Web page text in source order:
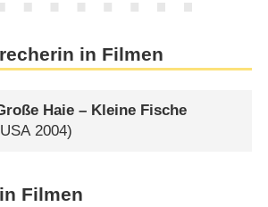
in Filmen
Haie – Kleine Fische
USA2004)
Filmen